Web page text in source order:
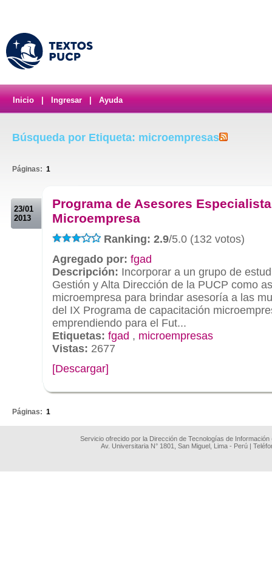
Inicio Ingresar Ayuda
Búsqueda por Etiqueta: microempresas
Páginas: 1
23/01
2013
Programa de Asesores
Microempresa
Ranking: 2.9/5.0 (132 votos)
Agregado por: fgad
Descripción: Incorporar a un grupo de
Gestión y Alta Dirección de la PUCP como
microempresa para brindar asesoría a las
del IX Programa de capacitación
emprendiendo para el Fut...
Etiquetas: fgad , microempresas
Vistas: 2677
[Descargar]
Páginas: 1
Servicio ofrecido por la Dirección de Tecnologías de
Av. Universitaria N° 1801, San Miguel, Lima - Perú |